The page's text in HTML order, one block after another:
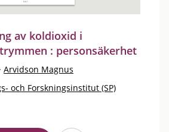
av koldioxid i
: personsäkerhet
· Arvidson Magnus
och Forskningsinstitut (SP)